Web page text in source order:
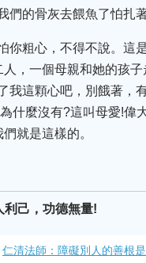
的骨灰去餵魚了怕扎
你粗心，不得不說。這
，一個母親和她的孩
我這顆心吧，別餓著，
什麼沒有?這叫母愛!偉
就是這樣的。
利己，功德無量!
仁清法師：障礙別人的善根